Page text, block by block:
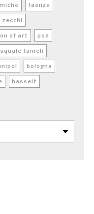
faenza
zecchi
of art psa
fameli
bologna
hasselt